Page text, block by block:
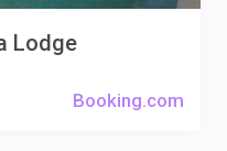
Booking.com
Lodge